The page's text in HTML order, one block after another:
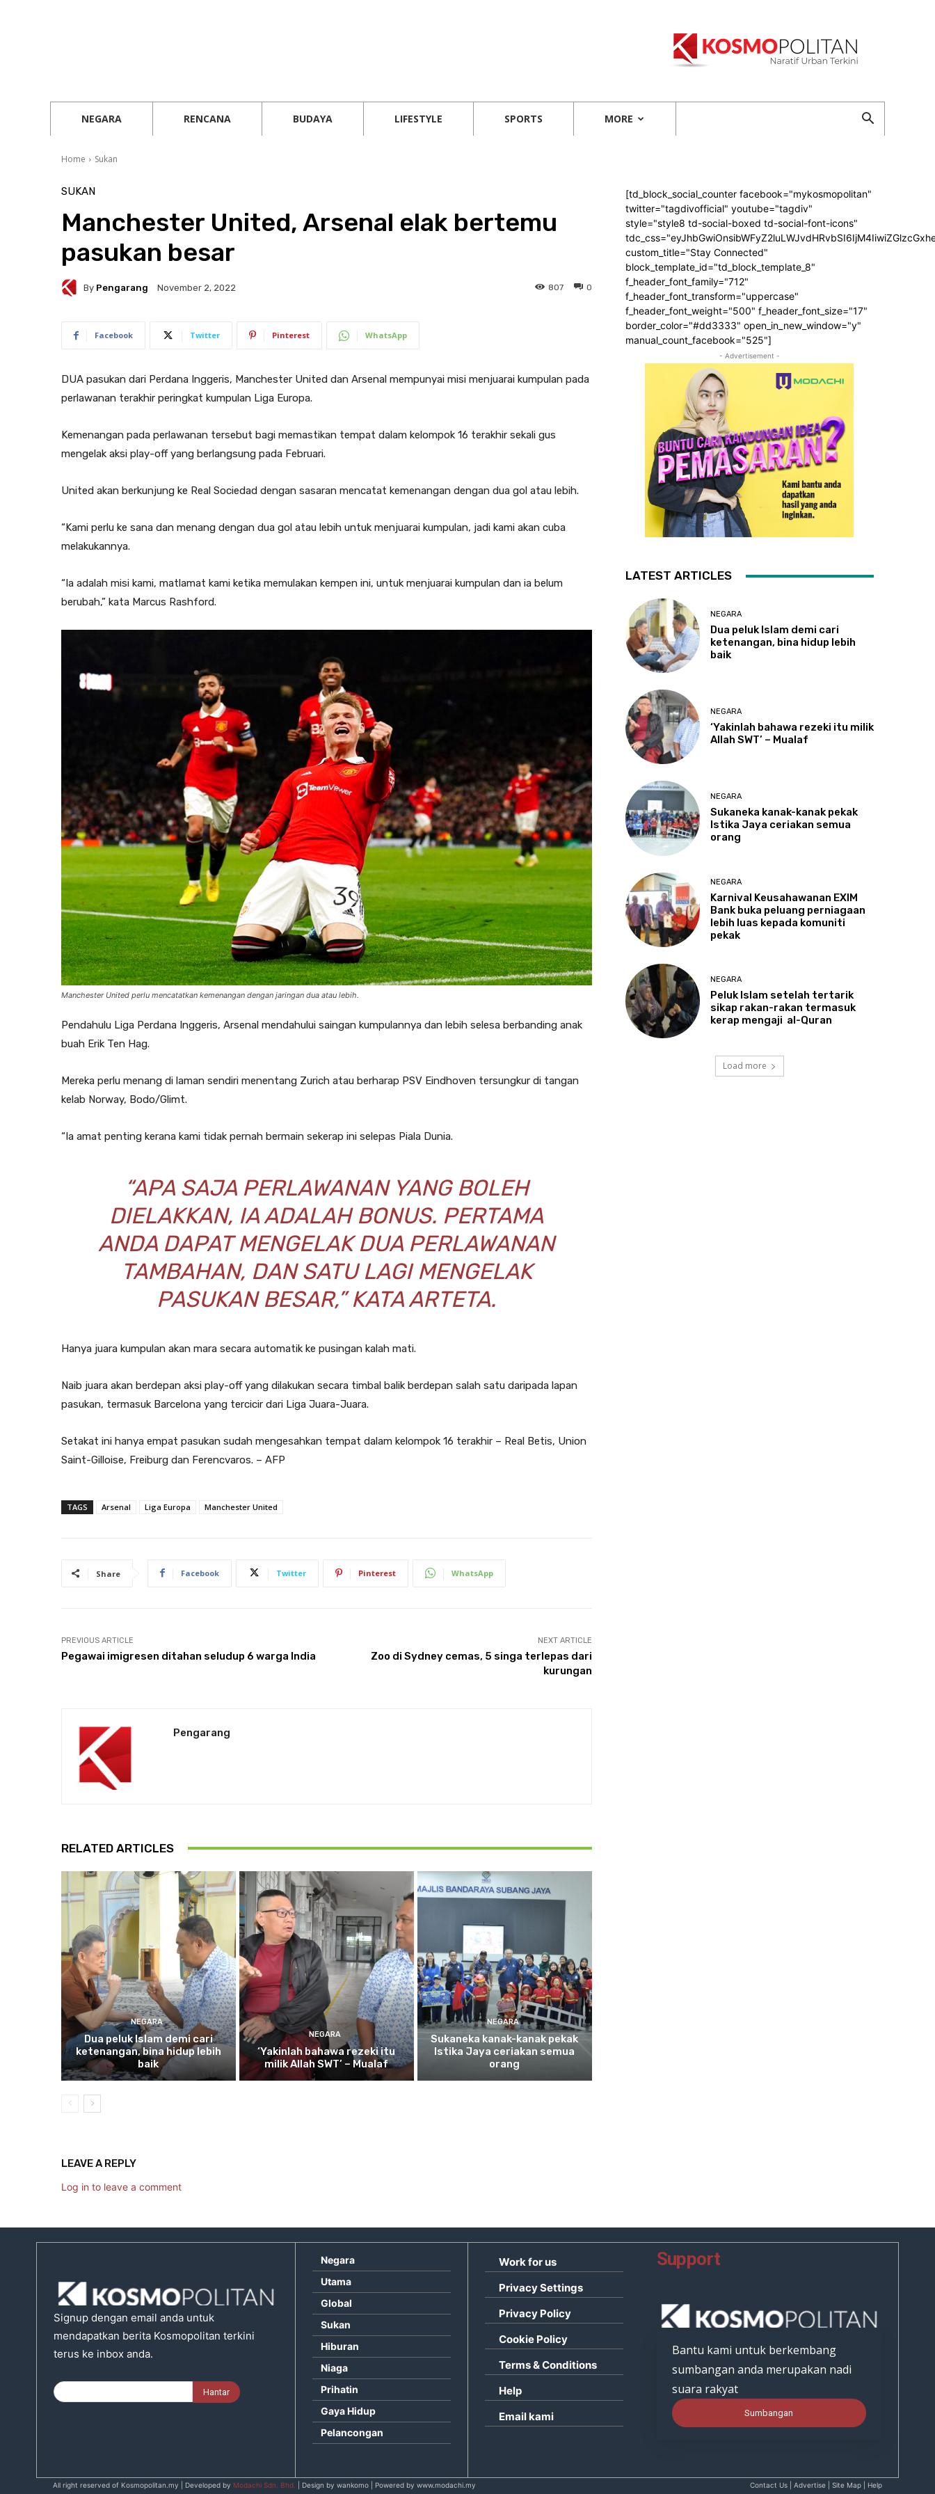
NEGARA RENCANA BUDAYA LIFESTYLE SPORTS MORE
Home Sukan
SUKAN
Manchester United, Arsenal elak bertemu
pasukan besar
By Pengarang November 2, 2022 0
807
Facebook Twitter Pinterest WhatsApp
DUA pasukan dari Perdana Inggeris, Manchester United dan Arsenal mempunyai misi menjuarai kumpulan pada
perlawanan terakhir peringkat kumpulan Liga Europa.
Kemenangan pada perlawanan tersebut bagi memastikan tempat dalam kelompok 16 terakhir sekali gus
mengelak aksi play-off yang berlangsung pada Februari.
United akan berkunjung ke Real Sociedad dengan sasaran mencatat kemenangan dengan dua gol atau lebih.
“Kami perlu ke sana dan menang dengan dua gol atau lebih untuk menjuarai kumpulan, jadi kami akan cuba
melakukannya.
“Ia adalah misi kami, matlamat kami ketika memulakan kempen ini, untuk menjuarai kumpulan dan ia belum
berubah,” kata Marcus Rashford.
Manchester United perlu mencatatkan kemenangan dengan jaringan dua atau lebih.
Pendahulu Liga Perdana Inggeris, Arsenal mendahului saingan kumpulannya dan lebih selesa berbanding anak
buah Erik Ten Hag.
Mereka perlu menang di laman sendiri menentang Zurich atau berharap PSV Eindhoven tersungkur di tangan
kelab Norway, Bodo/Glimt.
“Ia amat penting kerana kami tidak pernah bermain sekerap ini selepas Piala Dunia.
“APA SAJA PERLAWANAN YANG BOLEH
DIELAKKAN, IA ADALAH BONUS. PERTAMA
ANDA DAPAT MENGELAK DUA PERLAWANAN
TAMBAHAN, DAN SATU LAGI MENGELAK
PASUKAN BESAR,” KATA ARTETA.
Hanya juara kumpulan akan mara secara automatik ke pusingan kalah mati.
Naib juara akan berdepan aksi play-off yang dilakukan secara timbal balik berdepan salah satu daripada lapan
pasukan, termasuk Barcelona yang tercicir dari Liga Juara-Juara.
Setakat ini hanya empat pasukan sudah mengesahkan tempat dalam kelompok 16 terakhir – Real Betis, Union
Saint-Gilloise, Freiburg dan Ferencvaros. – AFP
TAGS Arsenal Liga Europa Manchester United
Share Facebook Twitter Pinterest WhatsApp
PREVIOUS ARTICLE
Pegawai imigresen ditahan seludup 6 warga India
NEXT ARTICLE
Zoo di Sydney cemas, 5 singa terlepas dari
kurungan
Pengarang
RELATED ARTICLES
NEGARA
Duapeluk Islam demi cari
ketenangan, bina hidup lebih
baik
NEGARA
‘Yakinlahbahawa rezeki itu
milik Allah SWT’ – Mualaf
NEGARA
Sukaneka kanak-kanak pekak
Istika Jaya ceriakan semua
orang
LEAVE A REPLY
Log in to leave a comment
[td_block_social_counter facebook="mykosmopolitan"
twitter="tagdivofficial" youtube="tagdiv"
style="style8 td-social-boxed td-social-font-icons"
custom_title="Stay Connected"
block_template_id="td_block_template_8"
f_header_font_family="712"
f_header_font_transform="uppercase"
f_header_font_weight="500" f_header_font_size="17"
border_color="#dd3333" open_in_new_window="y"
manual_count_facebook="525"]
- Advertisement -
LATEST ARTICLES
NEGARA
Dua peluk Islam demi cari
ketenangan, bina hidup lebih
baik
NEGARA
‘Yakinlah bahawa rezeki itu milik
Allah SWT’ – Mualaf
NEGARA
Sukaneka kanak-kanak pekak
Istika Jaya ceriakan semua
orang
NEGARA
Karnival Keusahawanan EXIM
Bank buka peluang perniagaan
lebih luas kepada komuniti
pekak
NEGARA
PelukIslam setelah tertarik
sikap rakan-rakan termasuk
kerap mengaji al-Quran
Load more
Signup dengan email anda untuk
mendapatkan berita Kosmopolitan terkini
terus ke inbox anda.
Negara
Utama
Global
Sukan
Hiburan
Niaga
Prihatin
Gaya Hidup
Pelancongan
Work for us
Privacy Settings
Privacy Policy
Cookie Policy
Terms & Conditions
Help
Email kami
Support
Bantu kami untuk berkembang
sumbangan anda merupakan nadi
suara rakyat
Sumbangan
All right reserved of Kosmopolitan.my | Developed by Modachi Sdn. Bhd. | Design by wankomo | Powered by www.modachi.my Contact Us | Advertise | Site Map | Help